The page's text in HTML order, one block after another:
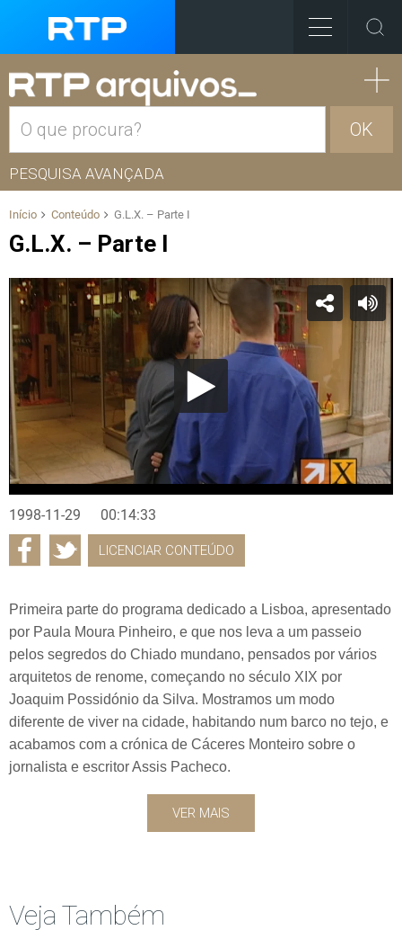
OK
PESQUISA AVANÇADA
Início Conteúdo G.L.X. – Parte I
G.L.X. – Parte I
1998-11-29 00:14:33
LICENCIAR CONTEÚDO
Primeira parte do programa dedicado a Lisboa, apresentado
por Paula Moura Pinheiro, e que nos leva a um passeio
pelos segredos do Chiado mundano, pensados por vários
arquitetos de renome, começando no século XIX por
Joaquim Possidónio da Silva. Mostramos um modo
diferente de viver na cidade, habitando num barco no tejo, e
acabamos com a crónica de Cáceres Monteiro sobre o
jornalista e escritor Assis Pacheco.
VER MAIS
Veja Também